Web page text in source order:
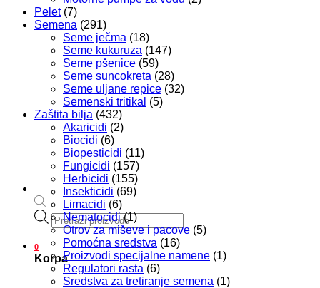
Products
search
0
Korpa
Pelet (7)
Semena (291)
Seme ječma (18)
Seme kukuruza (147)
Seme pšenice (59)
Seme suncokreta (28)
Seme uljane repice (32)
Semenski tritikal (5)
Zaštita bilja (432)
Akaricidi (2)
Biocidi (6)
Biopesticidi (11)
Fungicidi (157)
Herbicidi (155)
Insekticidi (69)
Limacidi (6)
Nematocidi (1)
Otrov za miševe i pacove (5)
Pomoćna sredstva (16)
Proizvodi specijalne namene (1)
Regulatori rasta (6)
Sredstva za tretiranje semena (1)